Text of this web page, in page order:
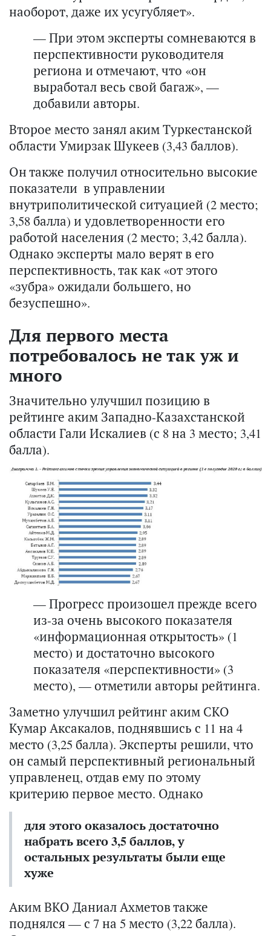
наоборот, даже их усугубляет».
— При этом эксперты сомневаются в
перспективности руководителя
региона и отмечают, что «он
выработал весь свой багаж», —
добавили авторы.
Второе место занял аким Туркестанской
области Умирзак Шукеев (3,43 баллов).
Он также получил относительно высокие
показатели в управлении
внутриполитической ситуацией (2 место;
3,58 балла) и удовлетворенности его
работой населения (2 место; 3,42 балла).
Однако эксперты мало верят в его
перспективность, так как «от этого
«зубра» ожидали большего, но
безуспешно».
Для первого места
потребовалось не так уж и
много
Значительно улучшил позицию в
рейтинге аким Западно-Казахстанской
области Гали Искалиев (с 8 на 3 место; 3,41
балла).
— Прогресс произошел прежде всего
из-за очень высокого показателя
«информационная открытость» (1
место) и достаточно высокого
показателя «перспективности» (3
место), — отметили авторы рейтинга.
Заметно улучшил рейтинг аким СКО
Кумар Аксакалов, поднявшись с 11 на 4
место (3,25 балла). Эксперты решили, что
он самый перспективный региональный
управленец, отдав ему по этому
критерию первое место. Однако
для этого оказалось достаточно
набрать всего 3,5 баллов, у
остальных результаты были еще
хуже
Аким ВКО Даниал Ахметов также
поднялся — с 7 на 5 место (3,22 балла).